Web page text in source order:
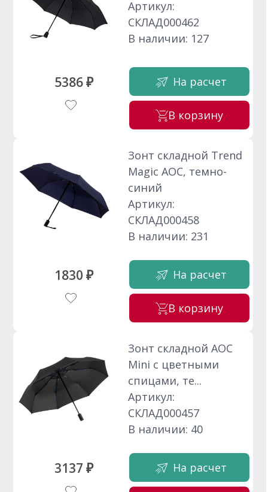
5386 ₽
Артикул:
СКЛАД000462
В наличии: 127
На расчет
В корзину
1830 ₽
Зонт складной Trend
Magic AOC, темно-
синий
Артикул:
СКЛАД000458
В наличии: 231
На расчет
В корзину
3137 ₽
Зонт складной AOC
Mini с цветными
спицами, те...
Артикул:
СКЛАД000457
В наличии: 40
На расчет